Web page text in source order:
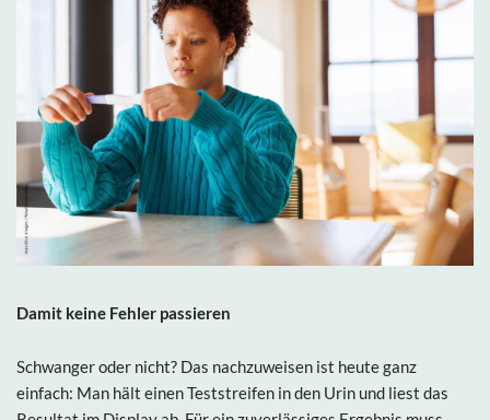
Damit keine Fehler passieren
Schwanger oder nicht? Das nachzuweisen ist heute ganz
einfach: Man hält einen Teststreifen in den Urin und liest das